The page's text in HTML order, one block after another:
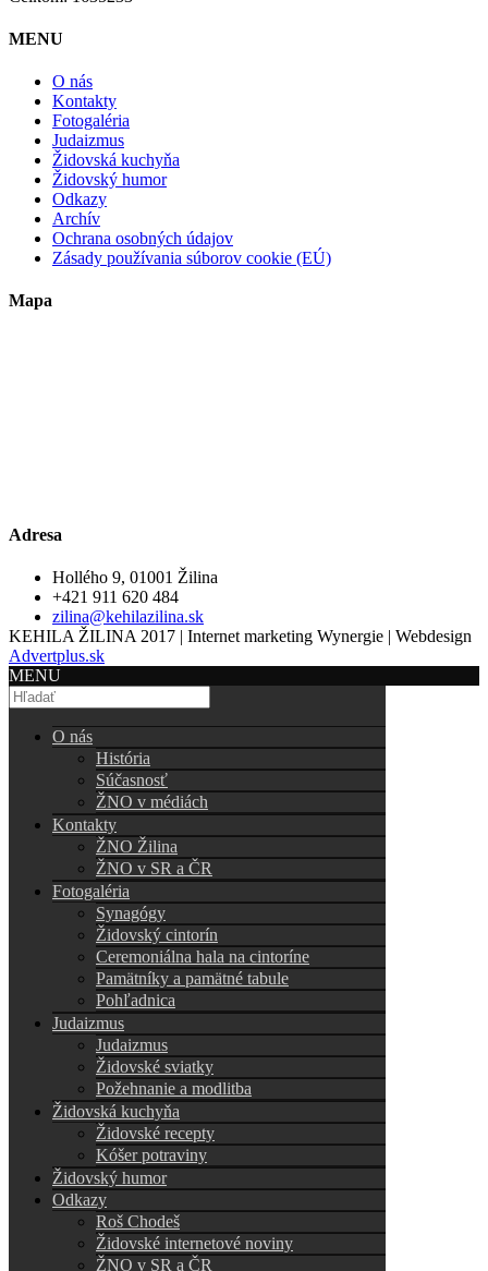
MENU
O nás
Kontakty
Fotogaléria
Judaizmus
Židovská kuchyňa
Židovský humor
Odkazy
Archív
Ochrana osobných údajov
Zásady používania súborov cookie (EÚ)
Mapa
Adresa
Hollého 9, 01001 Žilina
+421 911 620 484
zilina@kehilazilina.sk
KEHILA ŽILINA 2017 | Internet marketing Wynergie | Webdesign
Advertplus.sk
MENU
O nás
História
Súčasnosť
ŽNO v médiách
Kontakty
ŽNO Žilina
ŽNO v SR a ČR
Fotogaléria
Synagógy
Židovský cintorín
Ceremoniálna hala na cintoríne
Pamätníky a pamätné tabule
Pohľadnica
Judaizmus
Judaizmus
Židovské sviatky
Požehnanie a modlitba
Židovská kuchyňa
Židovské recepty
Kóšer potraviny
Židovský humor
Odkazy
Roš Chodeš
Židovské internetové noviny
ŽNO v SR a ČR